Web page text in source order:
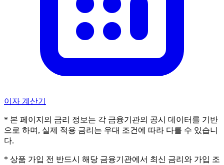
이자 계산기
* 본 페이지의 금리 정보는 각 금융기관의 공시 데이터를 기반
으로 하며, 실제 적용 금리는 우대 조건에 따라 다를 수 있습니
다.
* 상품 가입 전 반드시 해당 금융기관에서 최신 금리와 가입 조